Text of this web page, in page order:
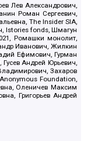
Лев Александрович,
Роман Сергеевич,
The Insider SIA,
Istories fonds, Шмагун
Ромашки монолит,
Иванович, Жилкин
Ефимович, Гурман
Андрей Юрьевич,
Захаров
Foundation,
Оленичев Максим
Григорьев Андрей